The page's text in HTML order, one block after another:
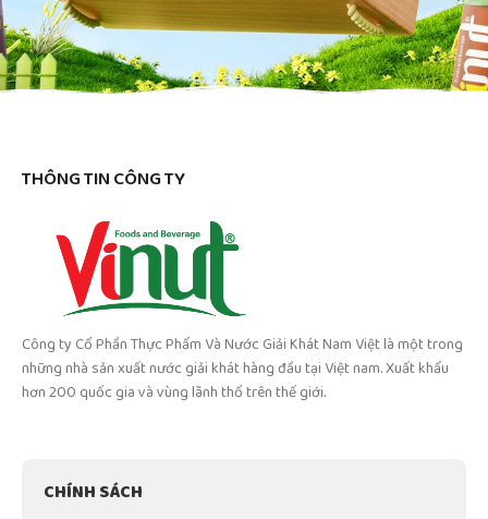
THÔNG TIN CÔNG TY
Công ty Cổ Phần Thực Phẩm Và Nước Giải Khát Nam Việt là một trong
những nhà sản xuất nước giải khát hàng đầu tại Việt nam. Xuất khẩu
hơn 200 quốc gia và vùng lãnh thổ trên thế giới.
CHÍNH SÁCH